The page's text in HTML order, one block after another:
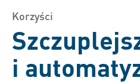
Korzyści
i